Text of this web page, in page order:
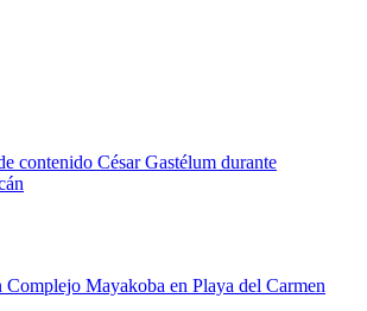
contenido César Gastélum durante
Mayakoba en Playa del Carmen